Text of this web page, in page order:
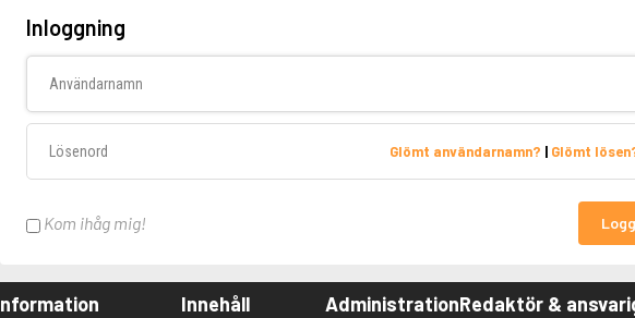
Inloggning
Glömt användarnamn? | Glömt
Kom ihåg mig!
Innehåll AdministrationRedaktör &